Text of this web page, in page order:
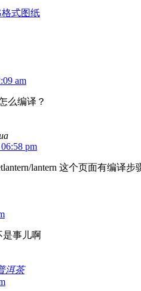
式图纸
am
么编译？
pm
lantern 这个页面有编译步
是事儿啊
洱茶